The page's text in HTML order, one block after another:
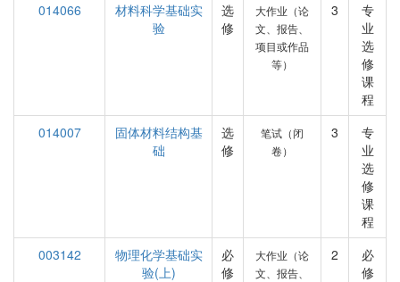
014066
材料科学基础实
验
选
修
大作业（论
文、报告、
项目或作品
等）
3
专
业
选
修
课
程
014007
固体材料结构基
础
选
修
笔试（闭
卷）
3
专
业
选
修
课
程
003142
物理化学基础实
验(上)
必
修
大作业（论
文、报告、
2
必
修